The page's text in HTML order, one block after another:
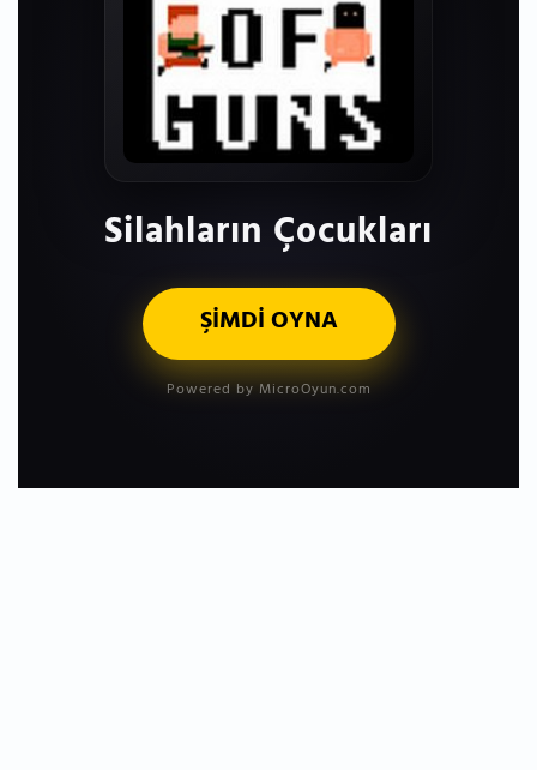
Silahların Çocukları
ŞİMDİ OYNA
Powered by MicroOyun.com